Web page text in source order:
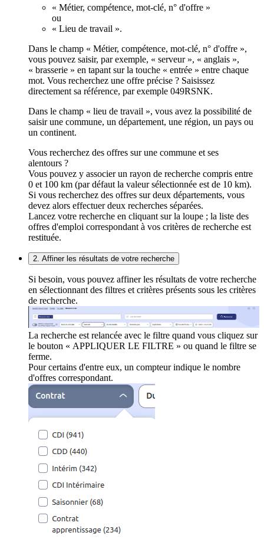
« Métier, compétence, mot-clé, n° d'offre »
ou
« Lieu de travail ».
Dans le champ « Métier, compétence, mot-clé, n° d'offre »,
vous pouvez saisir, par exemple, « serveur », « anglais »,
« brasserie » en tapant sur la touche « entrée » entre chaque
mot. Vous recherchez une offre précise ? Saisissez
directement sa référence, par exemple 049RSNK.
Dans le champ « lieu de travail », vous avez la possibilité de
saisir une commune, un département, une région, un pays ou
un continent.
Vous recherchez des offres sur une commune et ses
alentours ?
Vous pouvez y associer un rayon de recherche compris entre
0 et 100 km (par défaut la valeur sélectionnée est de 10 km).
Si vous recherchez des offres sur deux départements, vous
devez alors effectuer deux recherches séparées.
Lancez votre recherche en cliquant sur la loupe ; la liste des
offres d'emploi correspondant à vos critères de recherche est
restituée.
2. Affiner les résultats de votre recherche
Si besoin, vous pouvez affiner les résultats de votre recherche
en sélectionnant des filtres et critères présents sous les critères
de recherche.
La recherche est relancée avec le filtre quand vous cliquez sur
le bouton « APPLIQUER LE FILTRE » ou quand le filtre se
ferme.
Pour certains d'entre eux, un compteur indique le nombre
d'offres correspondant.